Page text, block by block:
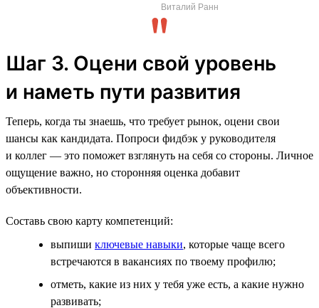
Виталий Ранн
Шаг 3. Оцени свой уровень
и наметь пути развития
Теперь, когда ты знаешь, что требует рынок, оцени свои
шансы как кандидата. Попроси фидбэк у руководителя
и коллег — это поможет взглянуть на себя со стороны. Личное
ощущение важно, но сторонняя оценка добавит
объективности.
Составь свою карту компетенций:
выпиши ключевые навыки, которые чаще всего
встречаются в вакансиях по твоему профилю;
отметь, какие из них у тебя уже есть, а какие нужно
развивать;